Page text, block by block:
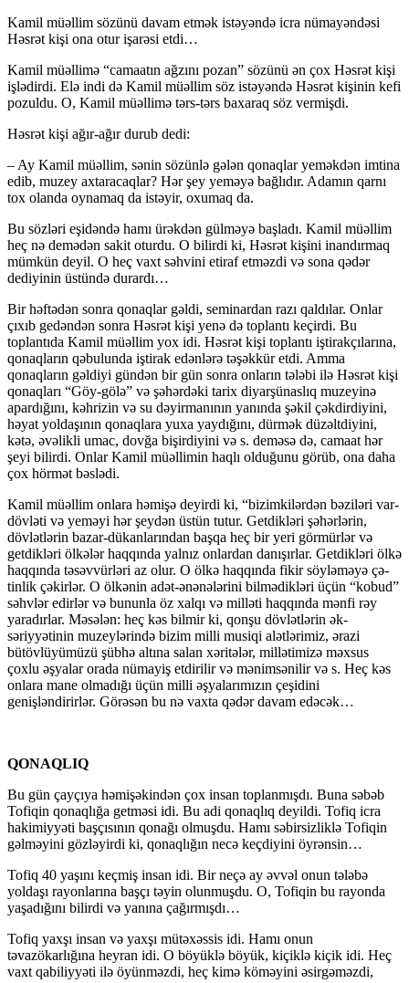
Kamil müəllim sözünü davam etmək istə­yəndə icra nümayəndəsi
Həsrət kişi ona otur işarəsi etdi…
Kamil müəllimə “camaatın ağzını pozan” sö­zünü ən çox Həsrət kişi
işlədirdi. Elə indi də Ka­mil müəllim söz istəyəndə Həsrət kişinin kefi
po­zuldu. O, Kamil müəllimə tərs-tərs baxaraq söz vermişdi.
Həsrət kişi ağır-ağır durub dedi:
– Ay Kamil müəllim, sənin sözünlə gələn qo­naqlar yeməkdən imtina
edib, muzey ax­ta­ra­caqlar? Hər şey yeməyə bağlıdır. Adamın qarnı
tox olanda oynamaq da istəyir, oxumaq da.
Bu sözləri eşidəndə hamı ürəkdən gülməyə başladı. Kamil müəllim
heç nə demədən sakit otur­du. O bilirdi ki, Həsrət kişini inandırmaq
mümkün deyil. O heç vaxt səhvini etiraf etməzdi və sona qədər
dediyinin üstündə durardı…
Bir həftədən sonra qonaqlar gəldi, semi­nardan razı qaldılar. Onlar
çıxıb gedəndən sonra Həsrət kişi yenə də toplantı keçirdi. Bu
toplantıda Kamil müəllim yox idi. Həsrət kişi toplantı işti­rakçılarına,
qonaqların qəbulunda iştirak edənlərə təşəkkür etdi. Amma
qonaqların gəldiyi gündən bir gün sonra onların tələbi ilə Həsrət kişi
qonaqları “Göy-gölə” və şəhərdəki tarix diyarşünaslıq muze­yinə
apardığını, kəhrizin və su dəyirmanının ya­nında şəkil çəkdirdiyini,
həyat yoldaşının qonaq­lara yuxa yaydığını, dürmək düzəltdiyini,
kətə, əvəlikli umac, dovğa bişirdiyini və s. deməsə də, camaat hər
şeyi bilirdi. Onlar Kamil müəllimin haqlı olduğunu görüb, ona daha
çox hörmət bəs­lədi.
Kamil müəllim onlara həmişə deyirdi ki, “bizimkilərdən bəziləri var-
dövləti və yeməyi hər şeydən üstün tutur. Getdikləri şəhərlərin,
dövlətlə­rin bazar-dükanlarından başqa heç bir yeri gör­mürlər və
getdikləri ölkələr haqqında yalnız on­lardan danışırlar. Getdikləri ölkə
haqqında təsəv­vürləri az olur. O ölkə haqqında fikir söyləməyə çə­
tinlik çəkirlər. O ölkənin adət-ənənələrini bil­mədikləri üçün “kobud”
səhvlər edirlər və bununla öz xalqı və milləti haqqında mənfi rəy
yaradırlar. Məsələn: heç kəs bilmir ki, qonşu dövlətlərin ək­
səriyyətinin muzeylərində bizim milli musiqi alət­lərimiz, ərazi
bütövlüyümüzü şübhə altına salan xəritələr, millətimizə məxsus
çoxlu əşyalar orada nümayiş etdirilir və mənimsənilir və s. Heç kəs
on­lara mane olmadığı üçün milli əşyalarımızın çe­şidini
genişləndirirlər. Görəsən bu nə vaxta qədər davam edəcək…
QONAQLIQ
Bu gün çayçıya həmişəkindən çox insan top­lanmışdı. Buna səbəb
Tofiqin qonaqlığa getməsi idi. Bu adi qonaqlıq deyildi. Tofiq icra
hakimiyyəti başçısının qonağı olmuşdu. Hamı səbirsizliklə To­fiqin
gəlməyini gözləyirdi ki, qonaqlığın necə keç­diyini öyrənsin…
Tofiq 40 yaşını keçmiş insan idi. Bir neçə ay əvvəl onun tələbə
yoldaşı rayonlarına başçı təyin olunmuşdu. O, Tofiqin bu rayonda
yaşadığını bilir­di və yanına çağırmışdı…
Tofiq yaxşı insan və yaxşı mütəxəssis idi. Hamı onun
təvazökarlığına heyran idi. O böyüklə böyük, kiçiklə kiçik idi. Heç
vaxt qabiliyyəti ilə öyünməzdi, heç kimə köməyini əsirgəməzdi,